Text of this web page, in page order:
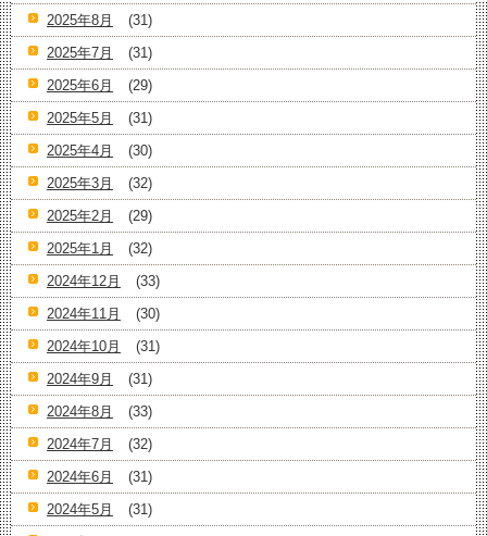
2025年8月
(31)
2025年7月
(31)
2025年6月
(29)
2025年5月
(31)
2025年4月
(30)
2025年3月
(32)
2025年2月
(29)
2025年1月
(32)
2024年12月
(33)
2024年11月
(30)
2024年10月
(31)
2024年9月
(31)
2024年8月
(33)
2024年7月
(32)
2024年6月
(31)
2024年5月
(31)